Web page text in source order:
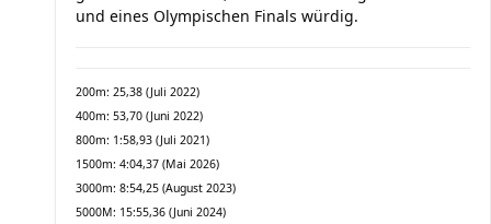
und eines Olympischen Finals würdig.
200m: 25,38 (Juli 2022)
400m: 53,70 (Juni 2022)
800m: 1:58,93 (Juli 2021)
1500m: 4:04,37 (Mai 2026)
3000m: 8:54,25 (August 2023)
5000M: 15:55,36 (Juni 2024)